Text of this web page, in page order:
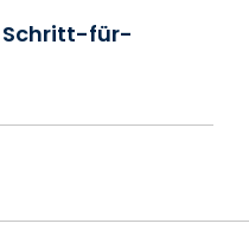
Schritt-für-